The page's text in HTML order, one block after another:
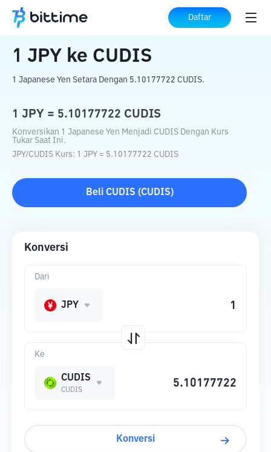
Daftar
Beranda Konverter Kripto ke CUDIS
1 JPY ke CUDIS
1 Japanese Yen Setara Dengan 5.10177722 CUDIS.
1 JPY = 5.10177722 CUDIS
Konversikan 1 Japanese Yen Menjadi CUDIS Dengan Kurs
Tukar Saat Ini.
JPY/CUDIS Kurs: 1 JPY = 5.10177722 CUDIS
Beli CUDIS (CUDIS)
Konversi
Ke
CUDIS
CUDIS
Dari
JPY
Konversi